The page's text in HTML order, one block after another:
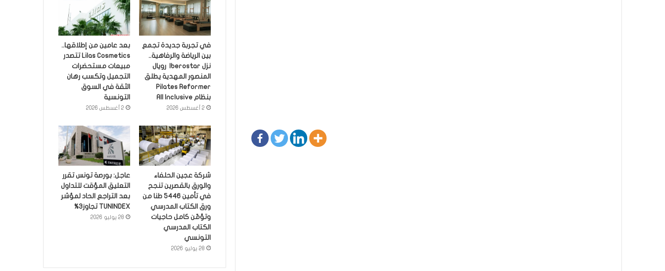
في تجربة جديدة تجمع
بين الرياضة والرفاهية..
نزل Iberostar رويال
المنصور المهدية يطلق
Pilates Reformer
بنظام All Inclusive
2 أغسطس 2026
بعد عامين من إطلاقها..
Lilas Cosmetics تتصدر
مبيعات مستحضرات
التجميل وتكسب رهان
الثقة في السوق
التونسية
2 أغسطس 2026
شركة عجين الحلفاء
والورق بالقصرين تنجح
في تأمين 5446 طنا من
ورق الكتاب المدرسي
وتؤمّن كامل حاجيات
الكتاب المدرسي
التونسي
28 يوليو 2026
عاجل: بورصة تونس تقرر
التعليق المؤقت للتداول
بعد التراجع الحاد لمؤشر
TUNINDEX تجاوز3%
28 يوليو 2026